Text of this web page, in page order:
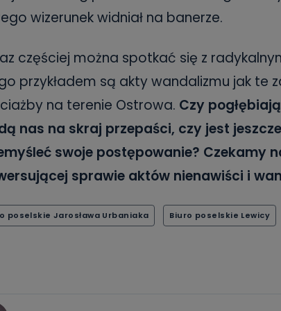
wizerunek widniał na banerze.
częściej można spotkać się z
przykładem są akty wandalizmu jak te
na terenie Ostrowa. Czy
nas na skraj przepaści, czy jest
swoje postępowanie? Czekamy
sprawie aktów nienawiści i
poselskie Jarosława Urbaniaka Biuro poselskie Lewicy